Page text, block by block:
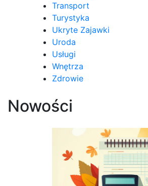
Transport
Turystyka
Ukryte Zajawki
Uroda
Usługi
Wnętrza
Zdrowie
Nowości